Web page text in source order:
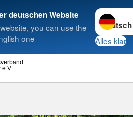
deutschen Website
you can use the
one
Sprache
Alles klar
e.V.
Suche